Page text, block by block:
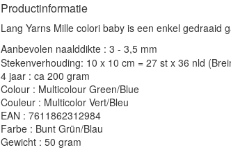
Productinformatie
Lang Yarns Mille colori baby is een enkel gedraaid
Aanbevolen naalddikte : 3 - 3,5 mm
Stekenverhouding: 10 x 10 cm = 27 st x 36 nld
4 jaar : ca 200 gram
Colour : Multicolour Green/Blue
Couleur : Multicolor Vert/Bleu
EAN : 7611862312984
Farbe : Bunt Grün/Blau
Gewicht : 50 gram